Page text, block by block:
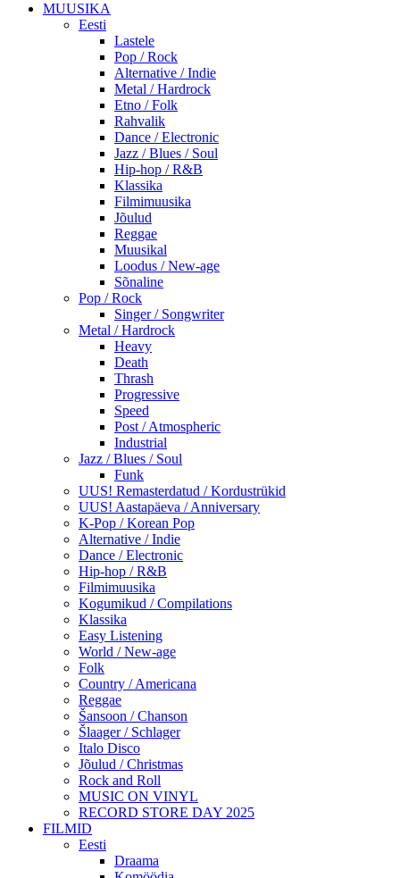
MUUSIKA
Eesti
Lastele
Pop / Rock
Alternative / Indie
Metal / Hardrock
Etno / Folk
Rahvalik
Dance / Electronic
Jazz / Blues / Soul
Hip-hop / R&B
Klassika
Filmimuusika
Jõulud
Reggae
Muusikal
Loodus / New-age
Sõnaline
Pop / Rock
Singer / Songwriter
Metal / Hardrock
Heavy
Death
Thrash
Progressive
Speed
Post / Atmospheric
Industrial
Jazz / Blues / Soul
Funk
UUS! Remasterdatud / Kordustrükid
UUS! Aastapäeva / Anniversary
K-Pop / Korean Pop
Alternative / Indie
Dance / Electronic
Hip-hop / R&B
Filmimuusika
Kogumikud / Compilations
Klassika
Easy Listening
World / New-age
Folk
Country / Americana
Reggae
Šansoon / Chanson
Šlaager / Schlager
Italo Disco
Jõulud / Christmas
Rock and Roll
MUSIC ON VINYL
RECORD STORE DAY 2025
FILMID
Eesti
Draama